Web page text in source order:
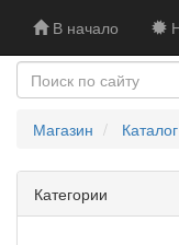
В начало
Магазин Каталог
Категории